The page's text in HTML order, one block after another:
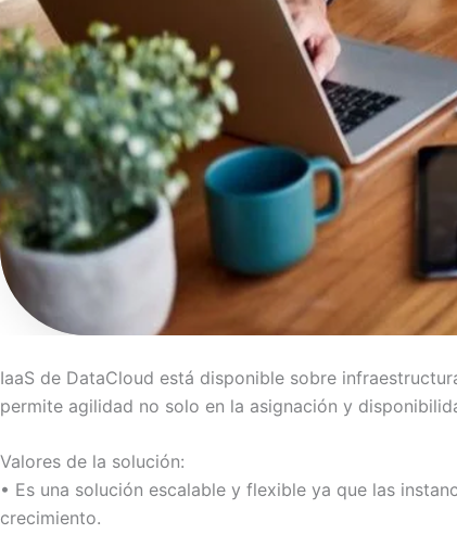
IaaS de DataCloud está disponible sobre
permite agilidad no solo en la asignación y
Valores de la solución:
• Es una solución escalable y flexible ya que las
crecimiento.